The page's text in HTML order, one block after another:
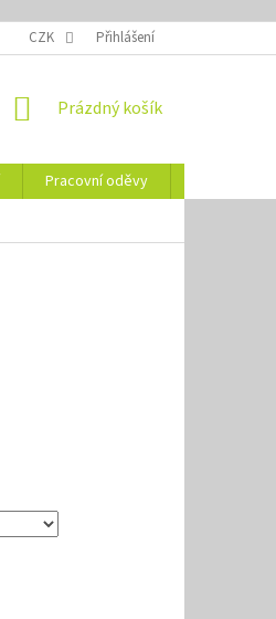
NÁVODY NA ÚDRŽBU
CZK Přihlášení
NÁKUPNÍ
Prázdný košík
Pracovní oděvy